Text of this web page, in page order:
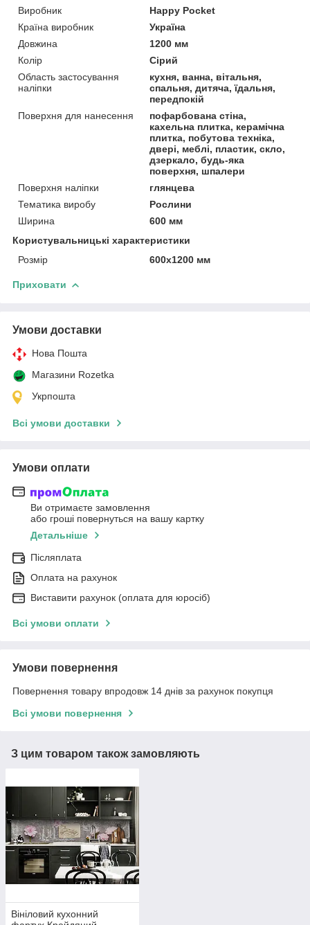
Виробник
Happy Pocket
Країна виробник
Україна
Довжина
1200 мм
Колір
Сірий
Область застосування
наліпки
кухня, ванна, вітальня,
спальня, дитяча, їдальня,
передпокій
Поверхня для нанесення
пофарбована стіна,
кахельна плитка, керамічна
плитка, побутова техніка,
двері, меблі, пластик, скло,
дзеркало, будь-яка
поверхня, шпалери
Поверхня наліпки
глянцева
Тематика виробу
Рослини
Ширина
600 мм
Користувальницькі характеристики
Розмір
600х1200 мм
Приховати
Умови доставки
Нова Пошта
Магазини Rozetka
Укрпошта
Всі умови доставки
Умови оплати
Ви отримаєте замовлення
або гроші повернуться на вашу картку
Детальніше
Післяплата
Оплата на рахунок
Виставити рахунок (оплата для юросіб)
Всі умови оплати
Умови повернення
Повернення товару впродовж 14 днів за рахунок покупця
Всі умови повернення
З цим товаром також замовляють
Вініловий кухонний